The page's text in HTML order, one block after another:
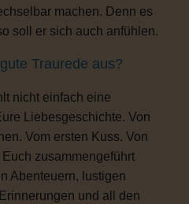
machen. Denn es
soll er sich auch anfühlen.
Traurede aus?
nicht einfach eine
Liebesgeschichte. Von
Vom ersten Kuss. Von
zusammengeführt
Abenteuern, lustigen
und all den